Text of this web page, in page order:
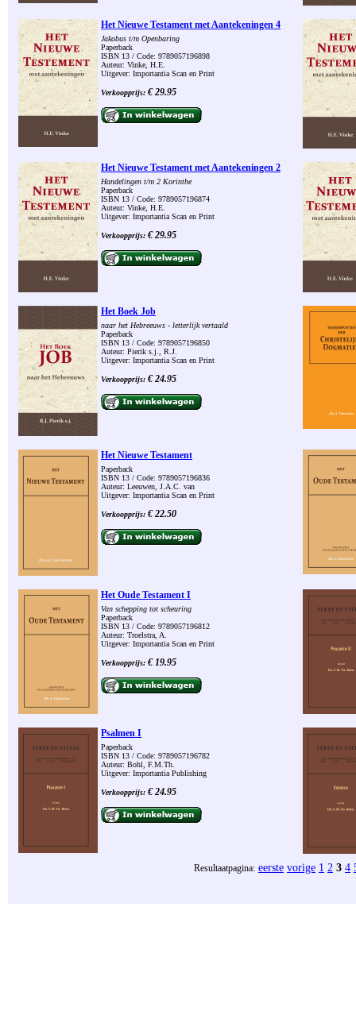
Het Nieuwe Testament met Aantekeningen 4
Jakobus t/m Openbaring
Paperback
ISBN 13 / Code: 9789057196898
Auteur: Vinke, H.E.
Uitgever: Importantia Scan en Print
Verkoopprijs: € 29.95
Het Nieuwe Testament met Aantekeningen 2
Handelingen t/m 2 Korinthe
Paperback
ISBN 13 / Code: 9789057196874
Auteur: Vinke, H.E.
Uitgever: Importantia Scan en Print
Verkoopprijs: € 29.95
Het Boek Job
naar het Hebreeuws - letterlijk vertaald
Paperback
ISBN 13 / Code: 9789057196850
Auteur: Pierik s.j., R.J.
Uitgever: Importantia Scan en Print
Verkoopprijs: € 24.95
Het Nieuwe Testament
Paperback
ISBN 13 / Code: 9789057196836
Auteur: Leeuwen, J.A.C. van
Uitgever: Importantia Scan en Print
Verkoopprijs: € 22.50
Het Oude Testament I
Van schepping tot scheuring
Paperback
ISBN 13 / Code: 9789057196812
Auteur: Troelstra, A.
Uitgever: Importantia Scan en Print
Verkoopprijs: € 19.95
Psalmen I
Paperback
ISBN 13 / Code: 9789057196782
Auteur: Bohl, F.M.Th.
Uitgever: Importantia Publishing
Verkoopprijs: € 24.95
Resultaatpagina: eerste vorige 1 2 3 4